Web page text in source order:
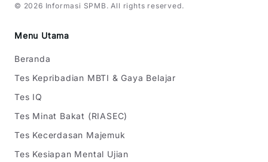
© 2026 Informasi SPMB . All rights reserved.
Menu Utama
Beranda
Tes Kepribadian MBTI & Gaya Belajar
Tes IQ
Tes Minat Bakat (RIASEC)
Tes Kecerdasan Majemuk
Tes Kesiapan Mental Ujian